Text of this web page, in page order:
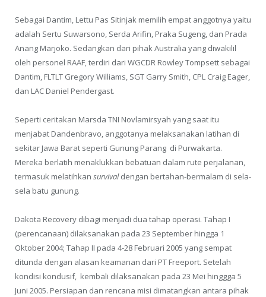
Sebagai Dantim, Lettu Pas Sitinjak memilih empat anggotnya yaitu
adalah Sertu Suwarsono, Serda Arifin, Praka Sugeng, dan Prada
Anang Marjoko. Sedangkan dari pihak Australia yang diwakilil
oleh personel RAAF, terdiri dari WGCDR Rowley Tompsett se­bagai
Dantim, FLTLT Gregory Williams, SGT Garry Smith, CPL Craig Eager,
dan LAC Daniel Pendergast.
Seperti ceritakan Marsda TNI Novlamirsyah yang saat itu
menjabat Dandenbravo, anggotanya melaksanakan latihan di
sekitar Jawa Barat seperti Gunung Parang di Purwakarta.
Mereka berlatih menaklukkan bebatuan dalam rute perjalanan,
termasuk melatihkan survivaldengan bertahan-bermalam di sela-
sela batu gunung.
Dakota Recovery dibagi menjadi dua tahap operasi. Tahap I
(perencanaan) dilaksanakan pada 23 September hingga 1
Oktober 2004; Tahap II pada 4-28 Februari 2005 yang sempat
ditunda dengan alasan keamanan dari PT Freeport. Setelah
kondisi kondusif, kembali dilaksanakan pada 23 Mei hinggga 5
Juni 2005. Persiapan dan rencana misi dimatangkan antara pihak